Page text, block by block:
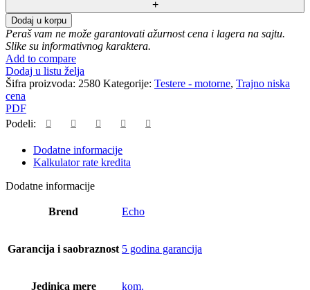
Echo
CS-
3410ES
količina
Dodaj u korpu
Peraš vam ne može garantovati ažurnost cena i lagera na sajtu.
Slike su informativnog karaktera.
Add to compare
Dodaj u listu želja
Šifra proizvoda: 2580 Kategorije: Testere - motorne, Trajno niska
cena
PDF
Podeli:
Dodatne informacije
Kalkulator rate kredita
Dodatne informacije
Brend Echo
Garancija i saobraznost 5 godina garancija
Jedinica mere kom.